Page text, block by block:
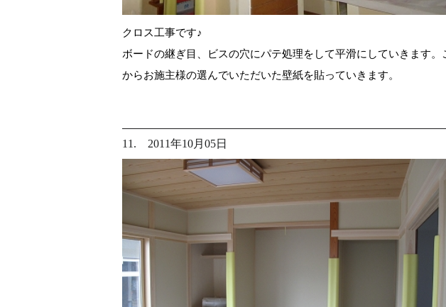
クロス工事です♪
ボードの継ぎ目、ビスの穴にパテ処理をして平滑にしていきます。
からお施主様の選んでいただいた壁紙を貼っていきます。
11. 2011年10月05日